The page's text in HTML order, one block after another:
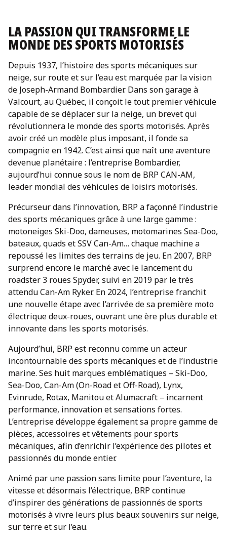
LA PASSION QUI TRANSFORME LE
MONDE DES SPORTS MOTORISÉS
Depuis 1937, l’histoire des sports mécaniques sur
neige, sur route et sur l’eau est marquée par la vision
de Joseph-Armand Bombardier. Dans son garage à
Valcourt, au Québec, il conçoit le tout premier véhicule
capable de se déplacer sur la neige, un brevet qui
révolutionnera le monde des sports motorisés. Après
avoir créé un modèle plus imposant, il fonde sa
compagnie en 1942. C’est ainsi que naît une aventure
devenue planétaire : l’entreprise Bombardier,
aujourd’hui connue sous le nom de BRP CAN-AM,
leader mondial des véhicules de loisirs motorisés.
Précurseur dans l’innovation, BRP a façonné l’industrie
des sports mécaniques grâce à une large gamme :
motoneiges Ski-Doo, dameuses, motomarines Sea-Doo,
bateaux, quads et SSV Can-Am… chaque machine a
repoussé les limites des terrains de jeu. En 2007, BRP
surprend encore le marché avec le lancement du
roadster 3 roues Spyder, suivi en 2019 par le très
attendu Can-Am Ryker. En 2024, l’entreprise franchit
une nouvelle étape avec l’arrivée de sa première moto
électrique deux-roues, ouvrant une ère plus durable et
innovante dans les sports motorisés.
Aujourd’hui, BRP est reconnu comme un acteur
incontournable des sports mécaniques et de l’industrie
marine. Ses huit marques emblématiques – Ski-Doo,
Sea-Doo, Can-Am (On-Road et Off-Road), Lynx,
Evinrude, Rotax, Manitou et Alumacraft – incarnent
performance, innovation et sensations fortes.
L’entreprise développe également sa propre gamme de
pièces, accessoires et vêtements pour sports
mécaniques, afin d’enrichir l’expérience des pilotes et
passionnés du monde entier.
Animé par une passion sans limite pour l’aventure, la
vitesse et désormais l’électrique, BRP continue
d’inspirer des générations de passionnés de sports
motorisés à vivre leurs plus beaux souvenirs sur neige,
sur terre et sur l’eau.